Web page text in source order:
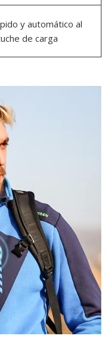
y automático al
de carga